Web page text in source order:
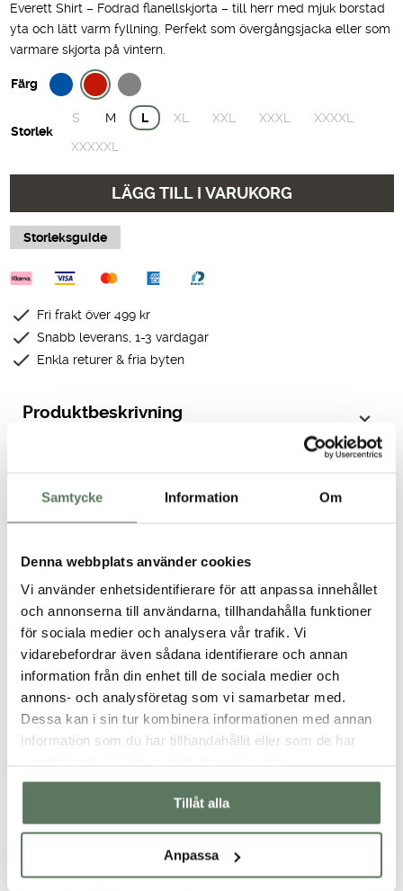
Samtycke Information Om
Denna webbplats använder cookies
Vi använder enhetsidentifierare för att anpassa innehållet
och annonserna till användarna, tillhandahålla funktioner
för sociala medier och analysera vår trafik. Vi
vidarebefordrar även sådana identifierare och annan
information från din enhet till de sociala medier och
annons- och analysföretag som vi samarbetar med.
Dessa kan i sin tur kombinera informationen med annan
information som du har tillhandahållit eller som de har
Tillåt alla
Anpassa
var:
899.00 kr.
är:
599.00 kr.
Everett Shirt – Fodrad flanellskjorta – till herr med mjuk borstad
yta och lätt varm fyllning. Perfekt som övergångsjacka eller som
varmare skjorta på vintern.
Storlek
S M L XL XXL XXXL
XXXXL
XXXXXL
Färg
LÄGG TILL I VARUKORG
Storleksguide
Fri frakt över 499 kr
Snabb leverans, 1-3 vardagar
Enkla returer & fria byten
Produktbeskrivning
Passform
Du kanske också gillar …